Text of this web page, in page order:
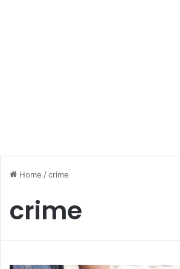
Home /crime
crime